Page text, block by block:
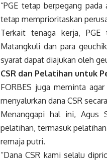
“PGE tetap berpegang
tetap memprioritaskan
Terkait tenaga kerja, PGE
Matangkuli dan para
syarat dapat diajukan oleh
CSR dan Pelatihan untuk
FORBES juga meminta
menyalurkan dana CSR
Menanggapi hal ini, Agus
pelatihan, termasuk
remaja putri.
“Dana CSR kami selalu